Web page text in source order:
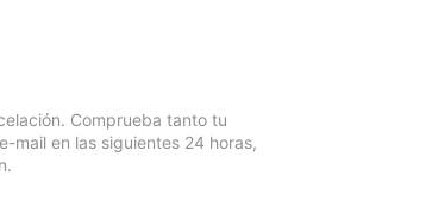
Comprueba tanto tu
mail en las siguientes 24 horas,